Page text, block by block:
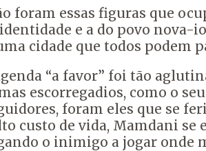
foram essas figuras que
e a do povo nova-
cidade que todos podem
“a favor” foi tão
escorregadios, como o
foram eles que se
custo de vida, Mamdani se
o inimigo a jogar onde